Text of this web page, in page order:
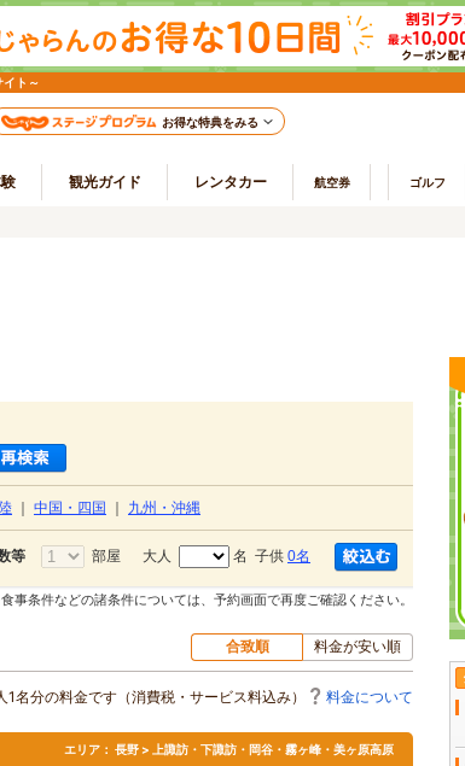
ト～
お得な特典をみる
観光ガイド レンタカー 航空券 ゴルフ
中国・四国 九州・沖縄
等 部屋 大人 名 子供 0名
事条件などの諸条件については、予約画面で再度ご確認ください。
合致順 料金が安い順
1名分の料金です（消費税・サービス料込み） 料金について
エリア： 長野 > 上諏訪・下諏訪・岡谷・霧ヶ峰・美ヶ原高原